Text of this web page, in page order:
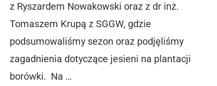
z Ryszardem Nowakowski oraz z dr inż.
Tomaszem Krupą z SGGW, gdzie
podsumowaliśmy sezon oraz podjęliśmy
zagadnienia dotyczące jesieni na plantacji
borówki. Na …